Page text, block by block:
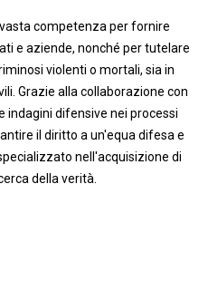
competenza per fornire
e aziende, nonché per tutelare
violenti o mortali, sia in
Grazie alla collaborazione con
indagini difensive nei processi
il diritto a un'equa difesa e
nell'acquisizione di
della verità.